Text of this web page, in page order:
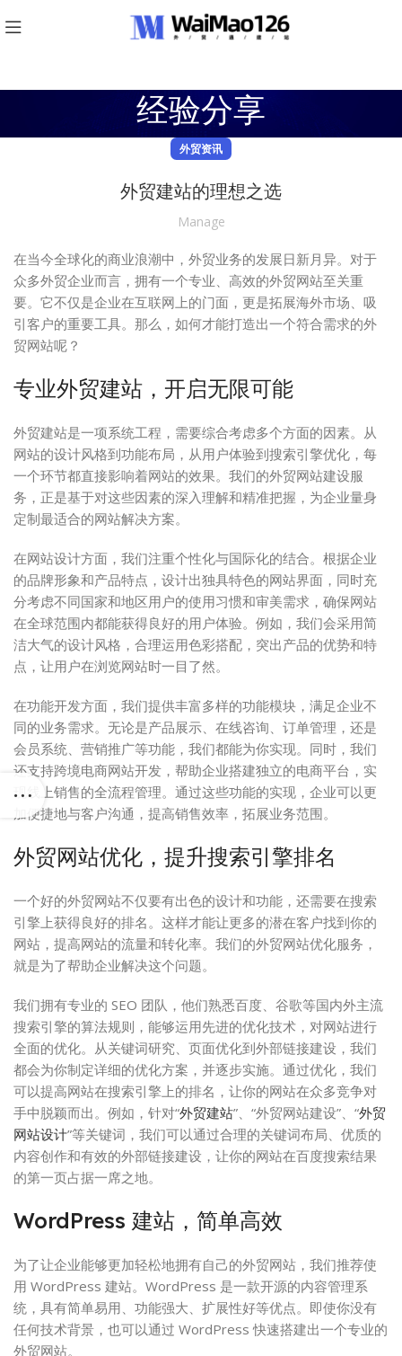
经验分享
外贸资讯
外贸建站的理想之选
Manage
在当今全球化的商业浪潮中，外贸业务的发展日新月异。对于
众多外贸企业而言，拥有一个专业、高效的外贸网站至关重
要。它不仅是企业在互联网上的门面，更是拓展海外市场、吸
引客户的重要工具。那么，如何才能打造出一个符合需求的外
贸网站呢？
专业外贸建站，开启无限可能
外贸建站是一项系统工程，需要综合考虑多个方面的因素。从
网站的设计风格到功能布局，从用户体验到搜索引擎优化，每
一个环节都直接影响着网站的效果。我们的外贸网站建设服
务，正是基于对这些因素的深入理解和精准把握，为企业量身
定制最适合的网站解决方案。
在网站设计方面，我们注重个性化与国际化的结合。根据企业
的品牌形象和产品特点，设计出独具特色的网站界面，同时充
分考虑不同国家和地区用户的使用习惯和审美需求，确保网站
在全球范围内都能获得良好的用户体验。例如，我们会采用简
洁大气的设计风格，合理运用色彩搭配，突出产品的优势和特
点，让用户在浏览网站时一目了然。
在功能开发方面，我们提供丰富多样的功能模块，满足企业不
同的业务需求。无论是产品展示、在线咨询、订单管理，还是
会员系统、营销推广等功能，我们都能为你实现。同时，我们
还支持跨境电商网站开发，帮助企业搭建独立的电商平台，实
现线上销售的全流程管理。通过这些功能的实现，企业可以更
加便捷地与客户沟通，提高销售效率，拓展业务范围。
外贸网站优化，提升搜索引擎排名
一个好的外贸网站不仅要有出色的设计和功能，还需要在搜索
引擎上获得良好的排名。这样才能让更多的潜在客户找到你的
网站，提高网站的流量和转化率。我们的外贸网站优化服务，
就是为了帮助企业解决这个问题。
我们拥有专业的 SEO 团队，他们熟悉百度、谷歌等国内外主流
搜索引擎的算法规则，能够运用先进的优化技术，对网站进行
全面的优化。从关键词研究、页面优化到外部链接建设，我们
都会为你制定详细的优化方案，并逐步实施。通过优化，我们
可以提高网站在搜索引擎上的排名，让你的网站在众多竞争对
手中脱颖而出。例如，针对“外贸建站”、“外贸网站建设”、“外贸
网站设计”等关键词，我们可以通过合理的关键词布局、优质的
内容创作和有效的外部链接建设，让你的网站在百度搜索结果
的第一页占据一席之地。
WordPress 建站，简单高效
为了让企业能够更加轻松地拥有自己的外贸网站，我们推荐使
用 WordPress 建站。WordPress 是一款开源的内容管理系
统，具有简单易用、功能强大、扩展性好等优点。即使你没有
任何技术背景，也可以通过 WordPress 快速搭建出一个专业的
外贸网站。